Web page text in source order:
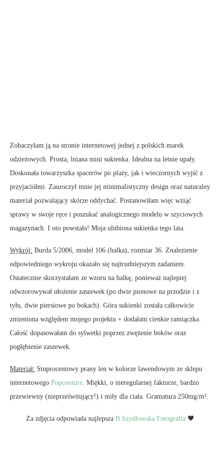
Zobaczyłam ją na stronie internetowej jednej z polskich marek
odzieżowych. Prosta, lniana mini sukienka. Idealna na letnie upały.
Doskonała towarzyszka spacerów po plaży, jak i wieczornych wyjść z
przyjaciółmi. Zauroczył mnie jej minimalistyczny design oraz naturalny
materiał pozwalający skórze oddychać. Postanowiłam więc wziąć
sprawy w swoje ręce i poszukać analogicznego modelu w szyciowych
magazynach. I oto powstała! Moja ulubiona sukienka tego lata.
Wykrój: Burda 5/2006, model 106 (halka), rozmiar 36. Znalezienie
odpowiedniego wykroju okazało się najtrudniejszym zadaniem.
Ostatecznie skorzystałam ze wzoru na halkę, ponieważ najlepiej
odwzorowywał ułożenie zaszewek (po dwie pionowe na przodzie i z
tyłu, dwie piersiowe po bokach). Góra sukienki została całkowicie
zmieniona względem mojego projektu + dodałam cienkie ramiączka.
Całość dopasowałam do sylwetki poprzez zwężenie boków oraz
pogłębienie zaszewek.
Materiał: Stuprocentowy prany len w kolorze lawendowym ze sklepu
internetowego Popcouture. Miękki, o nieregularnej fakturze, bardzo
przewiewny (nieprześwitujący!) i miły dla ciała. Gramatura 250mg/m².
Za zdjęcia odpowiada najlepsza B.Szydlowska Fotografia🖤